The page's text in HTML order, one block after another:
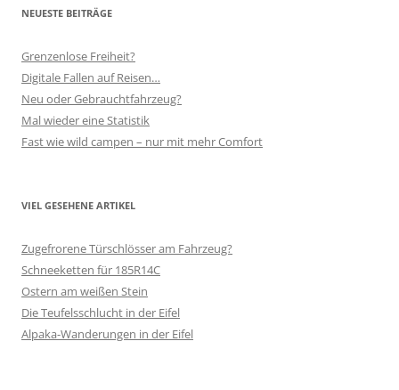
NEUESTE BEITRÄGE
Grenzenlose Freiheit?
Digitale Fallen auf Reisen…
Neu oder Gebrauchtfahrzeug?
Mal wieder eine Statistik
Fast wie wild campen – nur mit mehr Comfort
VIEL GESEHENE ARTIKEL
Zugefrorene Türschlösser am Fahrzeug?
Schneeketten für 185R14C
Ostern am weißen Stein
Die Teufelsschlucht in der Eifel
Alpaka-Wanderungen in der Eifel